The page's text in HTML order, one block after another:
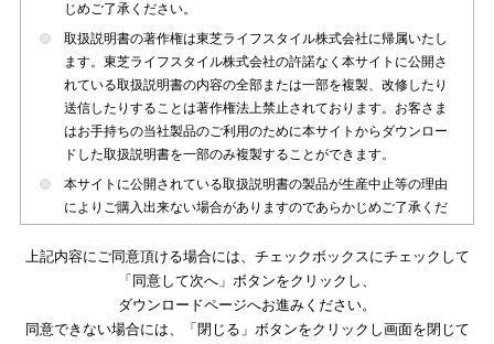
じめご了承ください。
取扱説明書の著作権は東芝ライフスタイル株式会社に帰属いたし
ます。東芝ライフスタイル株式会社の許諾なく本サイトに公開さ
れている取扱説明書の内容の全部または一部を複製、改修したり
送信したりすることは著作権法上禁止されております。お客さま
はお手持ちの当社製品のご利用のために本サイトからダウンロー
ドした取扱説明書を一部のみ複製することができます。
本サイトに公開されている取扱説明書の製品が生産中止等の理由
によりご購入出来ない場合がありますのであらかじめご了承くだ
本サイトに公開されている取扱説明書は、製品が発売された時点
のものを掲載しております。従いまして本サイトに掲載されてい
る取扱説明書の記載内容とお客さまがお持ちの製品の仕様がその
後のマイナーチェンジ等で変更になる場合がございます。本サイ
上記内容にご同意頂ける場合には、チェックボックスにチェックして
「同意して次へ」ボタンをクリックし、
ダウンロードページへお進みください。
同意できない場合には、「閉じる」ボタンをクリックし画面を閉じて